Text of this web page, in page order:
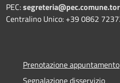
PEC:
Centralino Unico: +39 0862
Prenotazione appuntamento
Segnalazione disservizio